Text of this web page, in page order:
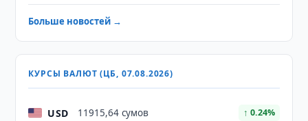
Больше новостей →
КУРСЫ ВАЛЮТ (ЦБ, 07.08.2026)
USD 11915,64 сумов ↑ 0.24%